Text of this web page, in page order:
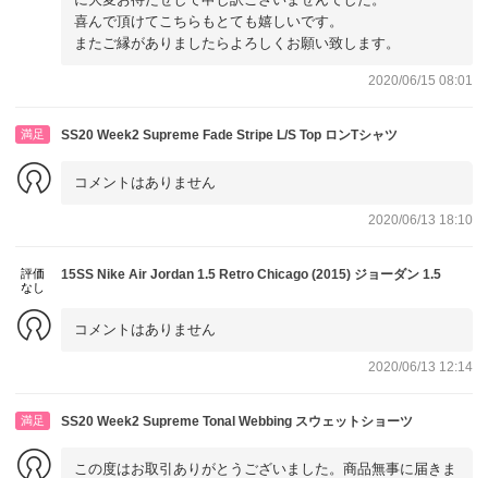
喜んで頂けてこちらもとても嬉しいです。
またご縁がありましたらよろしくお願い致します。
2020/06/15 08:01
満足 SS20 Week2 Supreme Fade Stripe L/S Top ロンTシャツ
コメントはありません
2020/06/13 18:10
評価
なし
15SS Nike Air Jordan 1.5 Retro Chicago (2015) ジョーダン 1.5
コメントはありません
2020/06/13 12:14
満足 SS20 Week2 Supreme Tonal Webbing スウェットショーツ
この度はお取引ありがとうございました。商品無事に届きま